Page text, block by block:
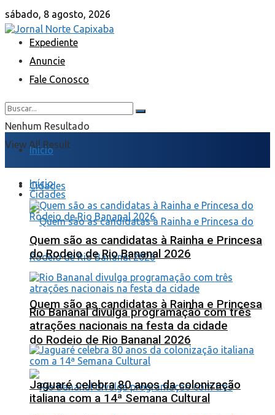
sábado, 8 agosto, 2026
Expediente
Anuncie
Fale Conosco
Nenhum Resultado
View All Result
Início
Cidades
Quem são as candidatas à Rainha e Princesa
do Rodeio de Rio Bananal 2026
Início
Cidades
Quem são as candidatas à Rainha e Princesa
do Rodeio de Rio Bananal 2026
Rio Bananal divulga programação com três
atrações nacionais na festa da cidade
Jaguaré celebra 80 anos da colonização
italiana com a 14ª Semana Cultural